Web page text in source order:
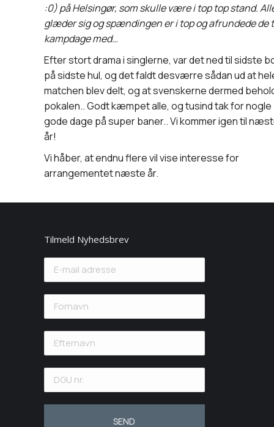
:0) på Helsingør, som skulle være i top top stand.
glæder sig og spændingen er i top og afrundede de
kampdage med…
Efter stort drama i singlerne, var det ned til sidste
på sidste hul, og det faldt desværre sådan ud at
matchen blev delt, og at svenskerne dermed
pokalen.. Godt kæmpet alle, og tusind tak for nogle
gode dage på super baner.. Vi kommer igen til
år!
Vi håber, at endnu flere vil vise interesse for
arrangementet næste år.
Tilmeld Nyhedsbrev